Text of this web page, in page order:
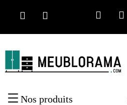
Nos produits